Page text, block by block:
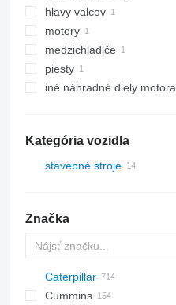
hlavy valcov
motory
medzichladiče
piesty
iné náhradné diely motora
Kategória vozidla
stavebné stroje
Značka
AZ
AX
ASC
225LC
1304
320
331
Steiger
450
570
Caterpillar
120
Cummins